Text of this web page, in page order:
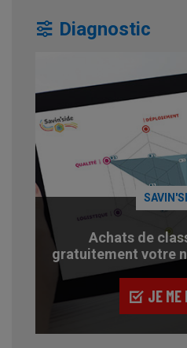
Diagnostic
Achats de
gratuitement votre
JE ME